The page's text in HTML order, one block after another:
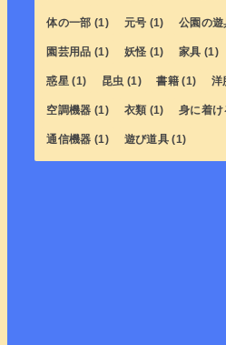
体の一部 (1) 元号 (1) 公園の遊
園芸用品 (1) 妖怪 (1) 家具 (1)
惑星 (1) 昆虫 (1) 書籍 (1) 洋
空調機器 (1) 衣類 (1) 身に着け
通信機器 (1) 遊び道具 (1)